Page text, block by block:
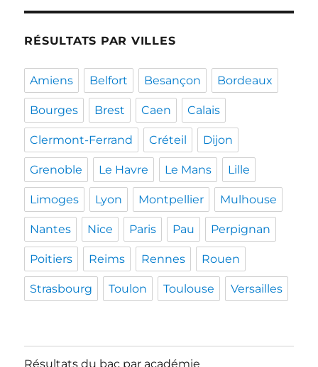
RÉSULTATS PAR VILLES
Amiens Belfort Besançon Bordeaux
Bourges Brest Caen Calais
Clermont-Ferrand Créteil Dijon
Grenoble Le Havre Le Mans Lille
Limoges Lyon Montpellier Mulhouse
Nantes Nice Paris Pau Perpignan
Poitiers Reims Rennes Rouen
Strasbourg Toulon Toulouse Versailles
Résultats du bac par académie